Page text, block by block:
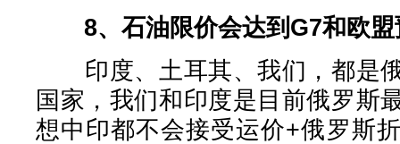
8、石油限价会达到G7和欧
印度、土耳其、我们，都是
国家，我们和印度是目前俄罗斯
想中印都不会接受运价+俄罗斯